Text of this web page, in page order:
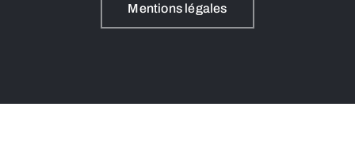
Mentions légales